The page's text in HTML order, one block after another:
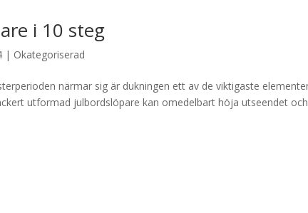
i 10 steg
| Okategoriserad
närmar sig är dukningen ett av de viktigaste
utformad julbordslöpare kan omedelbart höja utseendet och